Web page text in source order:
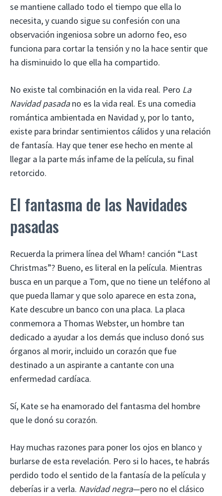
se mantiene callado todo el tiempo que ella lo
necesita, y cuando sigue su confesión con una
observación ingeniosa sobre un adorno feo, eso
funciona para cortar la tensión y no la hace sentir que
ha disminuido lo que ella ha compartido.
No existe tal combinación en la vida real. Pero La
Navidad pasadano es la vida real. Es una comedia
romántica ambientada en Navidad y, por lo tanto,
existe para brindar sentimientos cálidos y una relación
de fantasía. Hay que tener ese hecho en mente al
llegar a la parte más infame de la película, su final
retorcido.
El fantasma de las Navidades
pasadas
Recuerda la primera línea del Wham! canción “Last
Christmas”? Bueno, es literal en la película. Mientras
busca en un parque a Tom, que no tiene un teléfono al
que pueda llamar y que solo aparece en esta zona,
Kate descubre un banco con una placa. La placa
conmemora a Thomas Webster, un hombre tan
dedicado a ayudar a los demás que incluso donó sus
órganos al morir, incluido un corazón que fue
destinado a un aspirante a cantante con una
enfermedad cardíaca.
Sí, Kate se ha enamorado del fantasma del hombre
que le donó su corazón.
Hay muchas razones para poner los ojos en blanco y
burlarse de esta revelación. Pero si lo haces, te habrás
perdido todo el sentido de la fantasía de la película y
deberías ir a verla. Navidad negra—pero no el clásico